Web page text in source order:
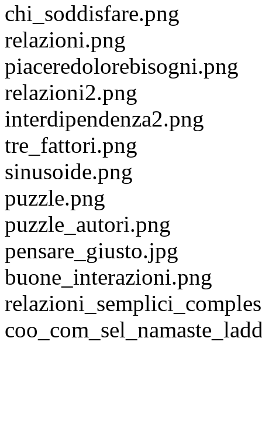
chi_soddisfare.png
relazioni.png
piaceredolorebisogni.png
relazioni2.png
interdipendenza2.png
tre_fattori.png
sinusoide.png
puzzle.png
puzzle_autori.png
pensare_giusto.jpg
buone_interazioni.png